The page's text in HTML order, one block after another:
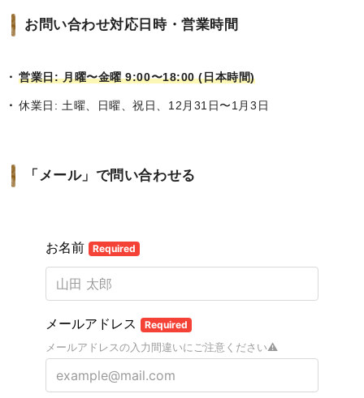
お問い合わせ対応日時・営業時間
営業日: 月曜〜金曜 9:00〜18:00 (日本時間)
休業日: 土曜、日曜、祝日、12月31日〜1月3日
「メール」で問い合わせる